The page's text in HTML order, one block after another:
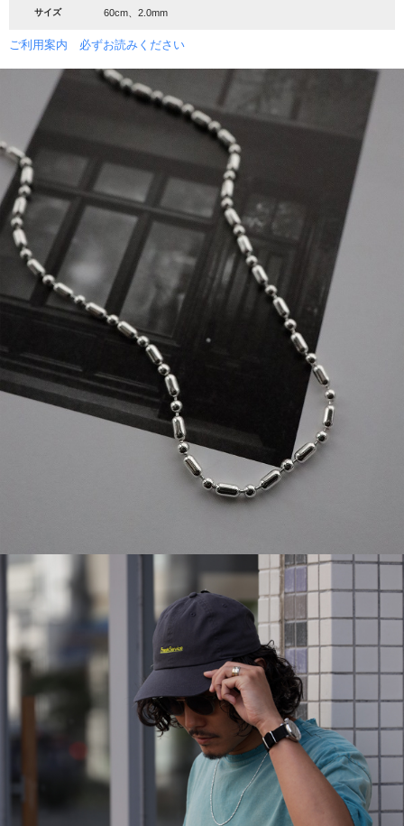
サイズ 60cm、2.0mm
ご利用案内 必ずお読みください